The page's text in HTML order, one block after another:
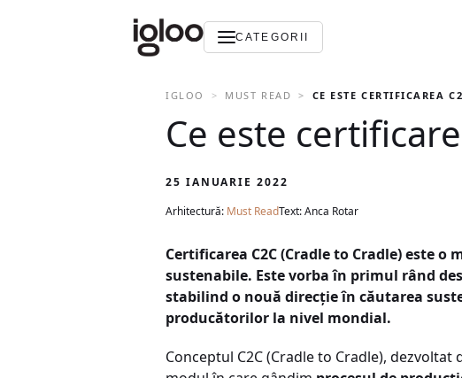
CATEGORII
IGLOO MUST READ CE ESTE CERTIFICAREA
Ce este
25 IANUARIE 2022
Arhitectură: Must ReadText: Anca Rotar
Certificarea C2C (Cradle to Cradle) este
sustenabile. Este vorba în primul rând
stabilind o nouă direcție în căutarea
producătorilor la nivel mondial.
Conceptul C2C (Cradle to Cradle),